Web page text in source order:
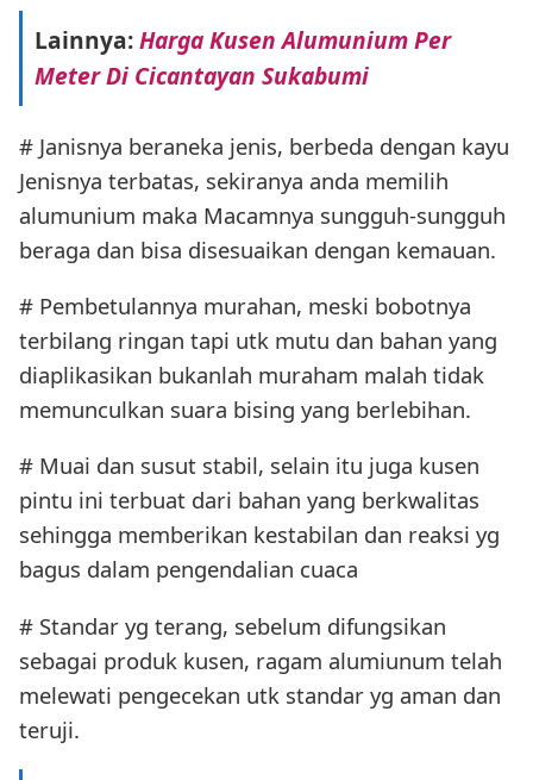
Lainnya:Harga Kusen Alumunium Per
Meter Di Cicantayan Sukabumi
# Janisnya beraneka jenis, berbeda dengan kayu
Jenisnya terbatas, sekiranya anda memilih
alumunium maka Macamnya sungguh-sungguh
beraga dan bisa disesuaikan dengan kemauan.
# Pembetulannya murahan, meski bobotnya
terbilang ringan tapi utk mutu dan bahan yang
diaplikasikan bukanlah muraham malah tidak
memunculkan suara bising yang berlebihan.
# Muai dan susut stabil, selain itu juga kusen
pintu ini terbuat dari bahan yang berkwalitas
sehingga memberikan kestabilan dan reaksi yg
bagus dalam pengendalian cuaca
# Standar yg terang, sebelum difungsikan
sebagai produk kusen, ragam alumiunum telah
melewati pengecekan utk standar yg aman dan
teruji.